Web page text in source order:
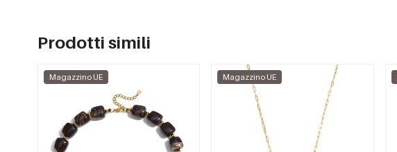
Prodotti simili
Magazzino UE Magazzino UE